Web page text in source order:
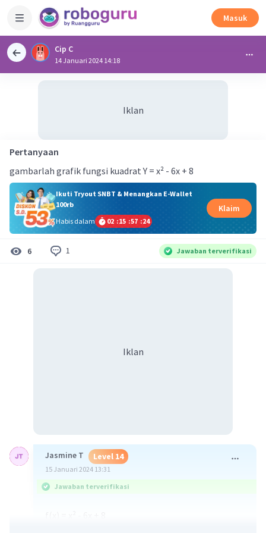
Masuk
Cip C
14 Januari 2024 14:18
Iklan
Pertanyaan
gambarlah grafik fungsi kuadrat Y = x² - 6x + 8
Ikuti Tryout SNBT & Menangkan E-Wallet
100rb
Habis dalam
02 :15 :57 :24
Klaim
6 1 Jawaban terverifikasi
Iklan
Jasmine T Level 14
15 Januari 2024 13:31
Jawaban terverifikasi